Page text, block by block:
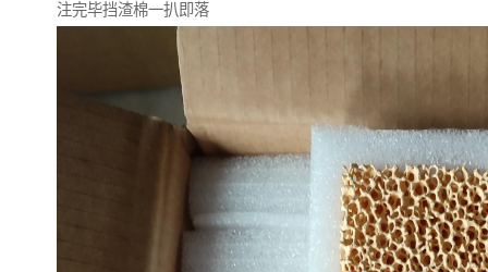
注完毕挡渣棉一扒即落